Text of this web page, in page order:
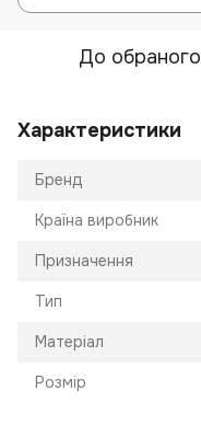
До обраного
Характеристики
Бренд
Країна виробник
Призначення
Тип
Матеріал
Розмір